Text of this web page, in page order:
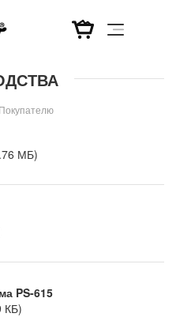
Покупателю
МБ)
PS-615
КБ)